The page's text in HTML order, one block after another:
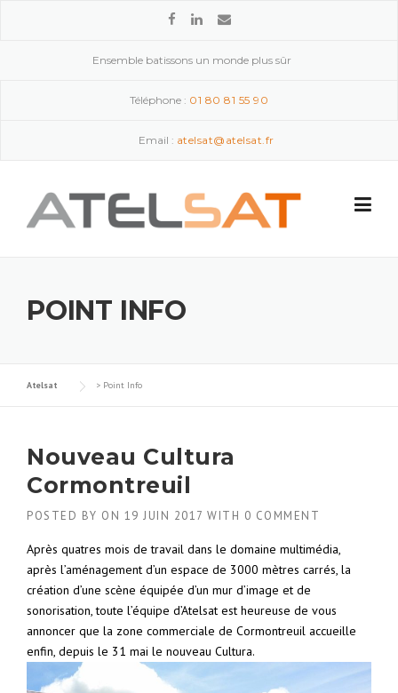
Ensemble batissons un monde plus sûr
Téléphone : 01 80 81 55 90
Email : atelsat@atelsat.fr
POINT INFO
Atelsat > Point Info
Nouveau Cultura
Cormontreuil
POSTED BY ON 19 JUIN 2017 WITH 0 COMMENT
Après quatres mois de travail dans le domaine multimédia,
après l’aménagement d’un espace de 3000 mètres carrés, la
création d’une scène équipée d’un mur d’image et de
sonorisation, toute l’équipe d’Atelsat est heureuse de vous
annoncer que la zone commerciale de Cormontreuil accueille
enfin, depuis le 31 mai le nouveau Cultura.